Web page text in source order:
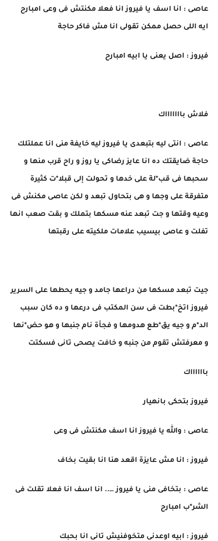
عاصى : انا اسف يا فيروز انا فعلا مكنتش فى وعى امبارح
ايه اللى حصل ممكن تقولى انا مش فاكر حاجة
فيروز : اصل يعنى يا ابيه امبارح
فلاش باااااااك
عاصى : انتى ليه بتبعدى يا فيروز ليه خايفة منى انا عملتلك
حاجة ضايقتك ده انا عايز رضاكى يا روز و راح قرب منها و
سحبها فى قب*لة على خدها و تحولت إلى قبلا*ت كثيرة
متفرقة على وجها و هى بتحاول تبعد و لكن عاصى مكنش فى
وعيه وقتها و جت تبعد عنه مسكها بتملك و بقت صعب انها
تفلت و عاصى بيسيب علامات ملكيته على رقبتها
جيت تبعد مسكها من دراعها جامد و جيه يحطها على السرير
فيروز اتخ*بطت فى سن المكتب فى درعها و ده كان سبب
الد*م و جيه يق*طع هدومها و فجأة نام جنبها و هو حض*نها
و معرفتش تقوم من جنبه و خافت يصحى تانى فسكتت
بااااااك
فيروز بتحكى بانهيار
عاصى : والله يا فيروز انا اسف مكنتش فى وعى
فيروز : انا مش عايزة اقعد هنا انا بقيت بخاف
عاصى : بتخافى منى يا فيروز ….. انا اسف انا فعلا تقلت فى
الشر*ب امبارح
فيروز : ابيه اوعدنى متخوفنيش تانى انا بحبك